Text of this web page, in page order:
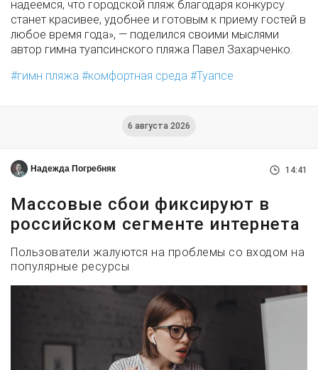
надеемся, что городской пляж благодаря конкурсу
станет красивее, удобнее и готовым к приему гостей в
любое время года», — поделился своими мыслями
автор гимна туапсинского пляжа Павел Захарченко.
гимн пляжа
комфортная среда Туапсе
6 августа 2026
Надежда Погребняк 14:41
Массовые сбои фиксируют в
российском сегменте интернета
Пользователи жалуются на проблемы со входом на
популярные ресурсы